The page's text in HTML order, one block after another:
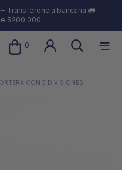
Transferencia bancaria 🚛
$200.000
0
CON 5 DIVISIONES